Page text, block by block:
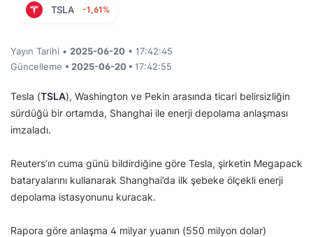
TSLA -1,61%
Yayın Tarihi • 2025-06-20 • 17:42:45
Güncelleme • 2025-06-20 • 17:42:55
Tesla (TSLA), Washington ve Pekin arasında ticari belirsizliğin
sürdüğü bir ortamda, Shanghai ile enerji depolama anlaşması
imzaladı.
Reuters’ın cuma günü bildirdiğine göre Tesla, şirketin Megapack
bataryalarını kullanarak Shanghai’da ilk şebeke ölçekli enerji
depolama istasyonunu kuracak.
Rapora göre anlaşma 4 milyar yuanın (550 milyon dolar)